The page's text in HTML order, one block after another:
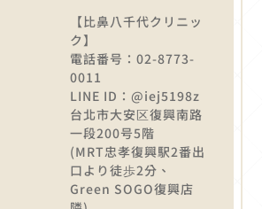
【比鼻八千代クリニッ
ク】
電話番号：02-8773-
0011
LINE ID：@iej5198z
台北市大安区復興南路
一段200号5階
(MRT忠孝復興駅2番出
口より徒歩2分、
Green SOGO復興店